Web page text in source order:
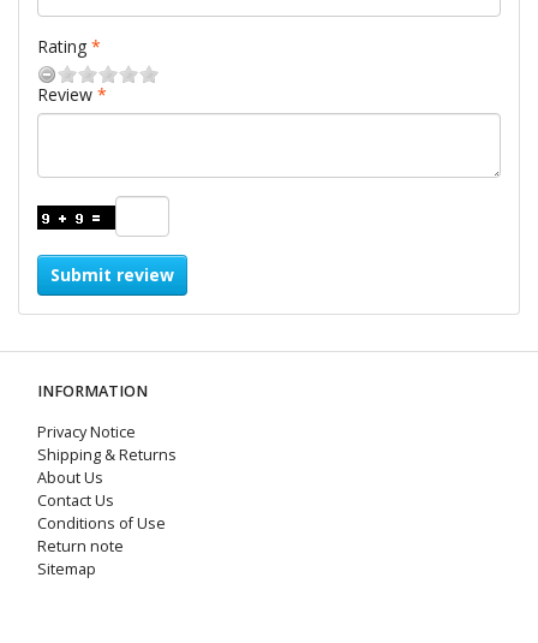
Rating
Review
Submit review
INFORMATION
Privacy Notice
Shipping & Returns
About Us
Contact Us
Conditions of Use
Return note
Sitemap